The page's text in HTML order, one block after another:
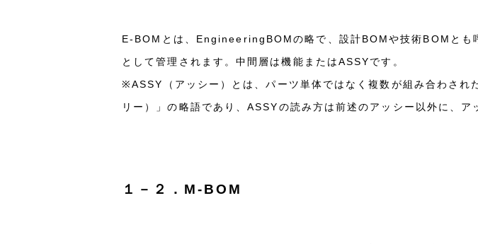
E-BOMとは、EngineeringBOMの略で、設計BOMや技術BOMとも
として管理されます。中間層は機能またはASSYです。
※ASSY（アッシー）とは、パーツ単体ではなく複数が組み合わさ
リー）」の略語であり、ASSYの読み方は前述のアッシー以外に、ア
１－２．M-BOM